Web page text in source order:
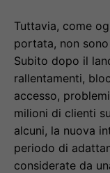
Tuttavia, come
portata, non
Subito dopo il
rallentamenti,
accesso,
milioni di clienti
alcuni, la nuova
periodo di
considerate da